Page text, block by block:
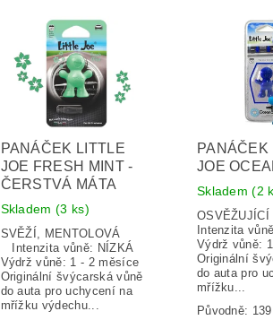
PANÁČEK LITTLE
JOE FRESH MINT -
ČERSTVÁ MÁTA
Skladem(3 ks)
SVĚŽÍ, MENTOLOVÁ
Intenzita vůně: NÍZKÁ
Výdrž vůně: 1 - 2 měsíce
Originální švýcarská vůně
do auta pro uchycení na
mřížku výdechu...
PANÁČEK
JOE
Skladem(2
Intenzita
Výdrž vůně:
Originální
do auta pro
mřížku...
Původně: